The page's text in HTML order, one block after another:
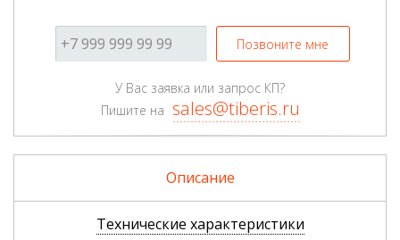
Позвоните мне
У Вас заявка или запрос КП?
Пишите на sales@tiberis.ru
Описание
Технические характеристики